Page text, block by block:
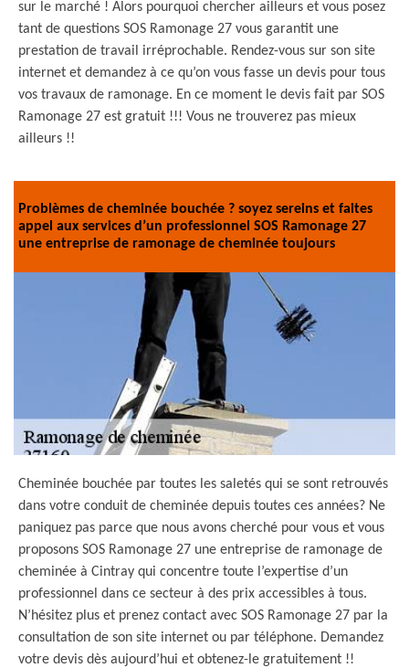
sur le marché ! Alors pourquoi chercher ailleurs et vous posez
tant de questions SOS Ramonage 27 vous garantit une
prestation de travail irréprochable. Rendez-vous sur son site
internet et demandez à ce qu’on vous fasse un devis pour tous
vos travaux de ramonage. En ce moment le devis fait par SOS
Ramonage 27 est gratuit !!! Vous ne trouverez pas mieux
ailleurs !!
Problèmes de cheminée bouchée ? soyez sereins et faites
appel aux services d’un professionnel SOS Ramonage 27
une entreprise de ramonage de cheminée toujours
Cheminée bouchée par toutes les saletés qui se sont retrouvés
dans votre conduit de cheminée depuis toutes ces années? Ne
paniquez pas parce que nous avons cherché pour vous et vous
proposons SOS Ramonage 27 une entreprise de ramonage de
cheminée à Cintray qui concentre toute l’expertise d’un
professionnel dans ce secteur à des prix accessibles à tous.
N’hésitez plus et prenez contact avec SOS Ramonage 27 par la
consultation de son site internet ou par téléphone. Demandez
votre devis dès aujourd’hui et obtenez-le gratuitement !!